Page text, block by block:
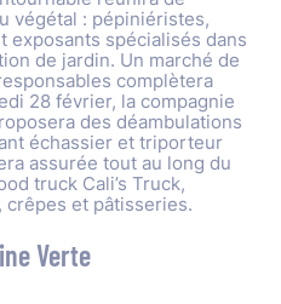
végétal : pépiniéristes,
exposants spécialisés dans
de jardin. Un marché de
complètera
28 février, la compagnie
des déambulations
échassier et triporteur
assurée tout au long du
truck Cali’s Truck,
et pâtisseries.
Verte